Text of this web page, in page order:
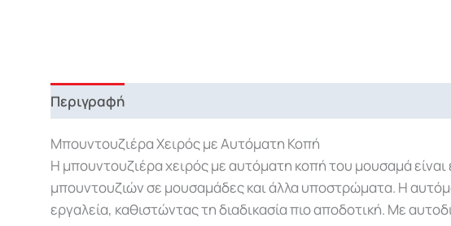
Περιγραφή
Μπουντουζιέρα Χειρός με Αυτόματη Κοπή
Η μπουντουζιέρα χειρός με αυτόματη κοπή του μουσαμά
μπουντουζιών σε μουσαμάδες και άλλα υποστρώματα. Η
εργαλεία, καθιστώντας τη διαδικασία πιο αποδοτική. Με